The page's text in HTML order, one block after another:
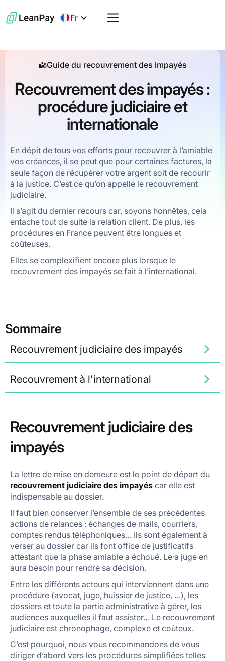
Fr
Guide du recouvrement des impayés
Recouvrement des impayés :
procédure judiciaire et
internationale
En dépit de tous vos efforts pour recouvrer à l’amiable
vos créances, il se peut que pour certaines factures, la
seule façon de récupérer votre argent soit de recourir
à la justice. C’est ce qu’on appelle le recouvrement
judiciaire.
Il s’agit du dernier recours car, soyons honnêtes, cela
entache tout de suite la relation client. De plus, les
procédures en France peuvent être longues et
coûteuses.
Elles se complexifient encore plus lorsque le
recouvrement des impayés se fait à l’international.
Sommaire
Recouvrement judiciaire des impayés
Recouvrement à l'international
Recouvrement judiciaire des
impayés
La lettre de mise en demeure est le point de départ du
recouvrement judiciaire des impayés car elle est
indispensable au dossier.
Il faut bien conserver l’ensemble de ses précédentes
actions de relances : échanges de mails, courriers,
comptes rendus téléphoniques… Ils sont également à
verser au dossier car ils font office de justificatifs
attestant que la phase amiable a échoué. Le·a juge en
aura besoin pour rendre sa décision.
Entre les différents acteurs qui interviennent dans une
procédure (avocat, juge, huissier de justice, …), les
dossiers et toute la partie administrative à gérer, les
audiences auxquelles il faut assister… Le recouvrement
judiciaire est chronophage, complexe et coûteux.
C’est pourquoi, nous vous recommandons de vous
diriger d’abord vers les procédures simplifiées telles